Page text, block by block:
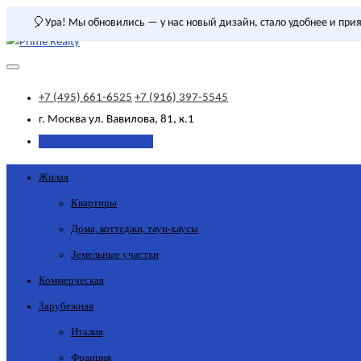
🎈 Ура! Мы обновились — у нас новый дизайн, стало удобнее и
+7 (495) 661-6525 +7 (916) 397-5545
г. Москва ул. Вавилова, 81, к.1
Жилая
Квартиры
Дома, коттеджи, таун-хаусы
Земельные участки
Коммерческая
Зарубежная
Италия
Франция